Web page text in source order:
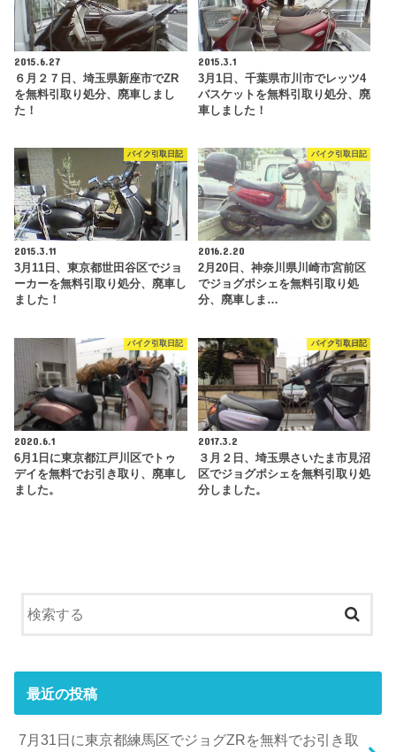
2015.6.27
６月２７日、埼玉県新座市でZR
を無料引取り処分、廃車しまし
た！
2015.3.1
3月1日、千葉県市川市でレッツ4
バスケットを無料引取り処分、廃
車しました！
バイク引取日記
2015.3.11
3月11日、東京都世田谷区でジョ
ーカーを無料引取り処分、廃車し
ました！
バイク引取日記
2016.2.20
2月20日、神奈川県川崎市宮前区
でジョグポシェを無料引取り処
分、廃車しま…
バイク引取日記
2020.6.1
6月1日に東京都江戸川区でトゥ
デイを無料でお引き取り、廃車し
ました。
バイク引取日記
2017.3.2
３月２日、埼玉県さいたま市見沼
区でジョグポシェを無料引取り処
分しました。
最近の投稿
7月31日に東京都練馬区でジョグZRを無料でお引き取